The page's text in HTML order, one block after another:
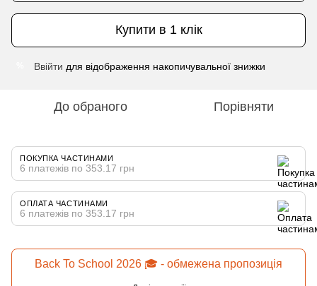
Купити в 1 клік
Ввійти для відображення накопичувальної знижки
До обраного Порівняти
ПОКУПКА ЧАСТИНАМИ
6 платежів по 353.17 грн
ОПЛАТА ЧАСТИНАМИ
6 платежів по 353.17 грн
Back To School 2026 🎓 - обмежена пропозиція